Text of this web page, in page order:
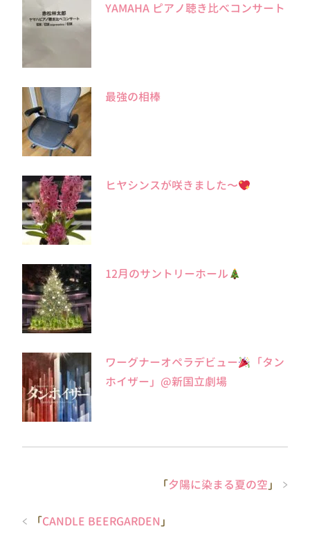
YAMAHA ピアノ聴き比べコンサート
最強の相棒
ヒヤシンスが咲きました〜
12月のサントリーホール
ワーグナーオペラデビュー
「タン
ホイザー」@新国立劇場
「夕陽に染まる夏の空 」
「CANDLE BEERGARDEN 」